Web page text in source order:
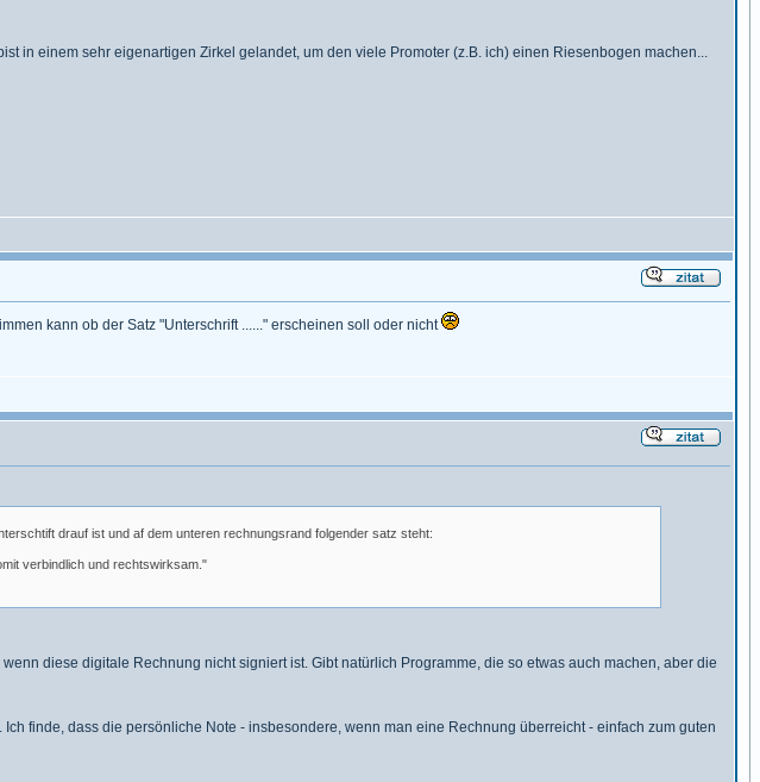
in einem sehr eigenartigen Zirkel gelandet, um den viele Promoter (z.B. ich) einen Riesenbogen machen...
kann ob der Satz "Unterschrift ......" erscheinen soll oder nicht
drauf ist und af dem unteren rechnungsrand folgender satz steht:
verbindlich und rechtswirksam."
diese digitale Rechnung nicht signiert ist. Gibt natürlich Programme, die so etwas auch machen, aber die
finde, dass die persönliche Note - insbesondere, wenn man eine Rechnung überreicht - einfach zum guten